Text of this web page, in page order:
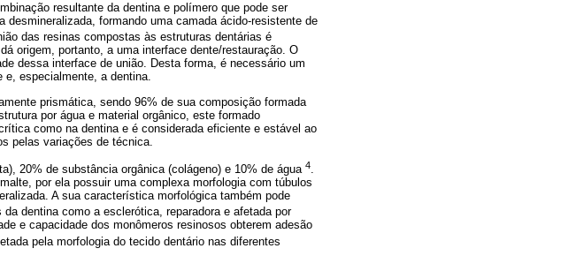
resultante da dentina e polímero que pode ser
formando uma camada ácido-resistente de
das resinas compostas às estruturas dentárias é
origem, portanto, a uma interface dente/restauração. O
dessa interface de união. Desta forma, é necessário um
e, especialmente, a dentina.
prismática, sendo 96% de sua composição formada
por água e material orgânico, este formado
como na dentina e é considerada eficiente e estável ao
pelas variações de técnica.
20% de substância orgânica (colágeno) e 10% de água 4.
por ela possuir uma complexa morfologia com túbulos
A sua característica morfológica também pode
dentina como a esclerótica, reparadora e afetada por
e capacidade dos monômeros resinosos obterem adesão
pela morfologia do tecido dentário nas diferentes